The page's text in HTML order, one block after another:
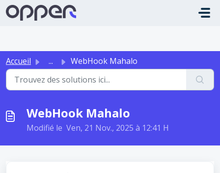
Passer au contenu principal
Accueil ... WebHook Mahalo
WebHook Mahalo
Modifié le Ven, 21 Nov., 2025 à 12:41 H